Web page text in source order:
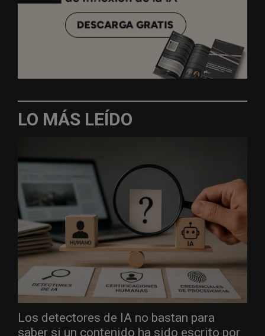
LO MÁS LEÍDO
Los detectores de IA no bastan para
saber si un contenido ha sido escrito por